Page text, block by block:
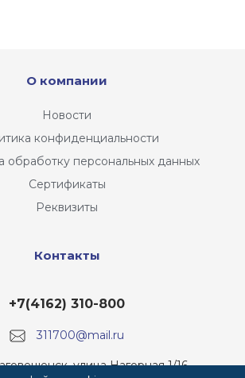
О компании
Новости
конфиденциальности
обработку персональных данных
Сертификаты
Реквизиты
Контакты
311700@mail.ru
+7(4162) 310-800
улица Нагорная 1/16